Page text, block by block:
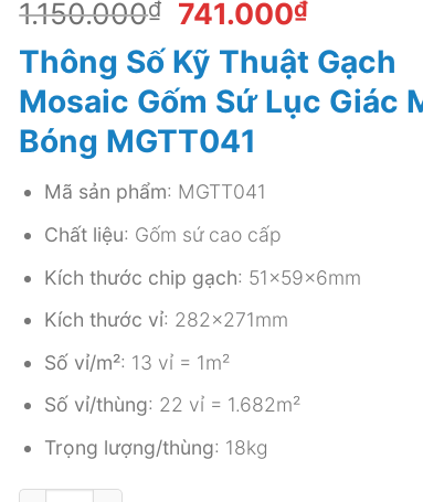
1.150.000₫
Giá
gốc
là:
1.150.000₫.
741.000₫Giá
hiện
tại
là:
Thông Số Kỹ Thuật Gạch
Mosaic Gốm Sứ Lục Giác
Bóng MGTT041
Mã sản phẩm: MGTT041
Chất liệu: Gốm sứ cao cấp
Kích thước chip gạch: 51x59x6mm
Kích thước vỉ: 282x271mm
Số vỉ/m²: 13 vỉ = 1m²
Số vỉ/thùng: 22 vỉ = 1.682m²
Trọng lượng/thùng: 18kg